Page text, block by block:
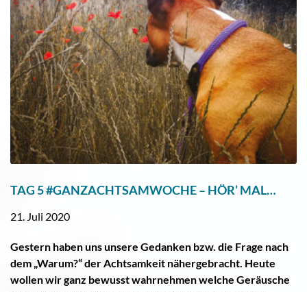
TAG 5 #GANZACHTSAMWOCHE – HÖR’ MAL…
21. Juli 2020
Gestern haben uns unsere Gedanken bzw. die Frage nach
dem „Warum?“ der Achtsamkeit nähergebracht. Heute
wollen wir ganz bewusst wahrnehmen welche Geräusche